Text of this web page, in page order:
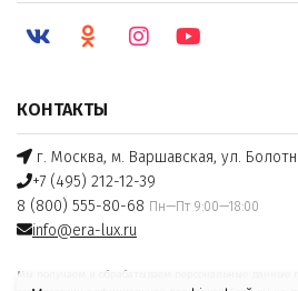
КОНТАКТЫ
г. Москва, м. Варшавская, ул.
+7 (495) 212-12-39
8 (800) 555-80-68 Пн—Пт 9:00—18:00
info@era-lux.ru
Мы получаем и обрабатываем персональные данные